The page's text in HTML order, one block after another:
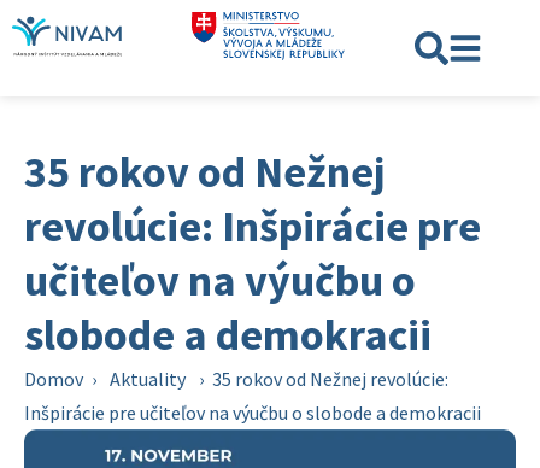
35 rokov od Nežnej
revolúcie: Inšpirácie pre
učiteľov na výučbu o
slobode a demokracii
Domov › Aktuality › 35 rokov od Nežnej revolúcie:
Inšpirácie pre učiteľov na výučbu o slobode a demokracii